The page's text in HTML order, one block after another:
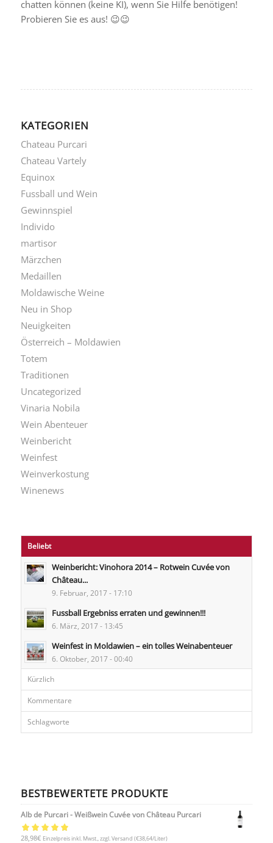
chatten können (keine KI), wenn Sie Hilfe benötigen!
Probieren Sie es aus! 😉😉
KATEGORIEN
Chateau Purcari
Chateau Vartely
Equinox
Fussball und Wein
Gewinnspiel
Individo
martisor
Märzchen
Medaillen
Moldawische Weine
Neu in Shop
Neuigkeiten
Österreich – Moldawien
Totem
Traditionen
Uncategorized
Vinaria Nobila
Wein Abenteuer
Weinbericht
Weinfest
Weinverkostung
Winenews
Beliebt
Weinbericht: Vinohora 2014 – Rotwein Cuvée von
Château...
9. Februar, 2017 - 17:10
Fussball Ergebniss erraten und gewinnen!!!
6. März, 2017 - 13:45
Weinfest in Moldawien – ein tolles Weinabenteuer
6. Oktober, 2017 - 00:40
Kürzlich
Kommentare
Schlagworte
BESTBEWERTETE PRODUKTE
Alb de Purcari - Weißwein Cuvée von Château Purcari
Bewertet mit
28,98€ Einzelpreis inkl. Mwst., zzgl. Versand (€38,64/Liter)